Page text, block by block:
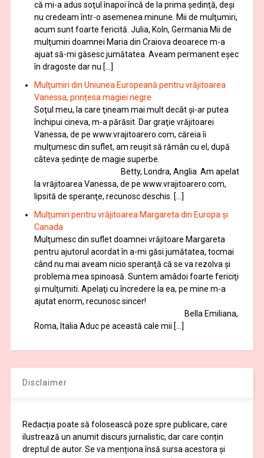
că mi-a adus soţul înapoi încă de la prima şedinţă, deşi
nu credeam într-o asemenea minune. Mii de mulţumiri,
acum sunt foarte fericită. Julia, Koln, Germania Mii de
mulţumiri doamnei Maria din Craiova deoarece m-a
ajuat să-mi găsesc jumătatea. Aveam permanent eşec
în dragoste dar nu […]
Mulţumiri din Uniunea Europeană pentru vrăjitoarea
Vanessa, prințesa magiei negre
Soţul meu, la care ţineam mai mult decât și-ar putea
închipui cineva, m-a părăsit. Dar graţie vrăjitoarei
Vanessa, de pe www.vrajitoarero.com, căreia îi
mulţumesc din suflet, am reuşit să rămân cu el, după
câteva şedinţe de magie superbe.
Betty, Londra, Anglia Am apelat
la vrăjitoarea Vanessa, de pe www.vrajitoarero.com,
lipsită de speranţe, recunosc deschis. […]
Mulţumiri pentru vrăjitoarea Margareta din Europa și
Canada
Mulţumesc din suflet doamnei vrăjitoare Margareta
pentru ajutorul acordat în a-mi găsi jumătatea, tocmai
când nu mai aveam nicio speranţă că se va rezolva şi
problema mea spinoasă. Suntem amâdoi foarte fericiţi
şi mulţumiti. Apelaţi cu încredere la ea, pe mine m-a
ajutat enorm, recunosc sincer!
Bella Emiliana,
Roma, Italia Aduc pe această cale mii […]
Disclaimer
Redacția poate să folosească poze spre publicare, care
ilustrează un anumit discurs jurnalistic, dar care conțin
dreptul de autor. Se va menționa însă sursa acestora și